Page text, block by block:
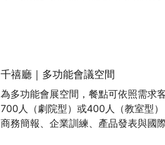
千禧廳｜多功能會議空間
為多功能會展空間，餐點可依照需求
700人（劇院型）或400人（教室型
商務簡報、企業訓練、產品發表與國